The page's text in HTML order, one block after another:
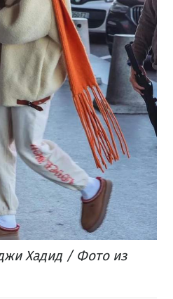
Хадид / Фото из